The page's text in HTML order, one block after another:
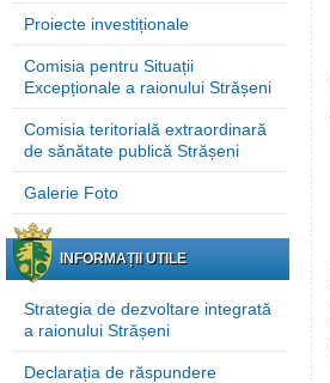
Proiecte investiționale
Comisia pentru Situații
Excepționale a raionului Strășeni
Comisia teritorială extraordinară
de sănătate publică Strășeni
Galerie Foto
INFORMAȚII UTILE
Strategia de dezvoltare integrată
a raionului Strășeni
Declarația de răspundere